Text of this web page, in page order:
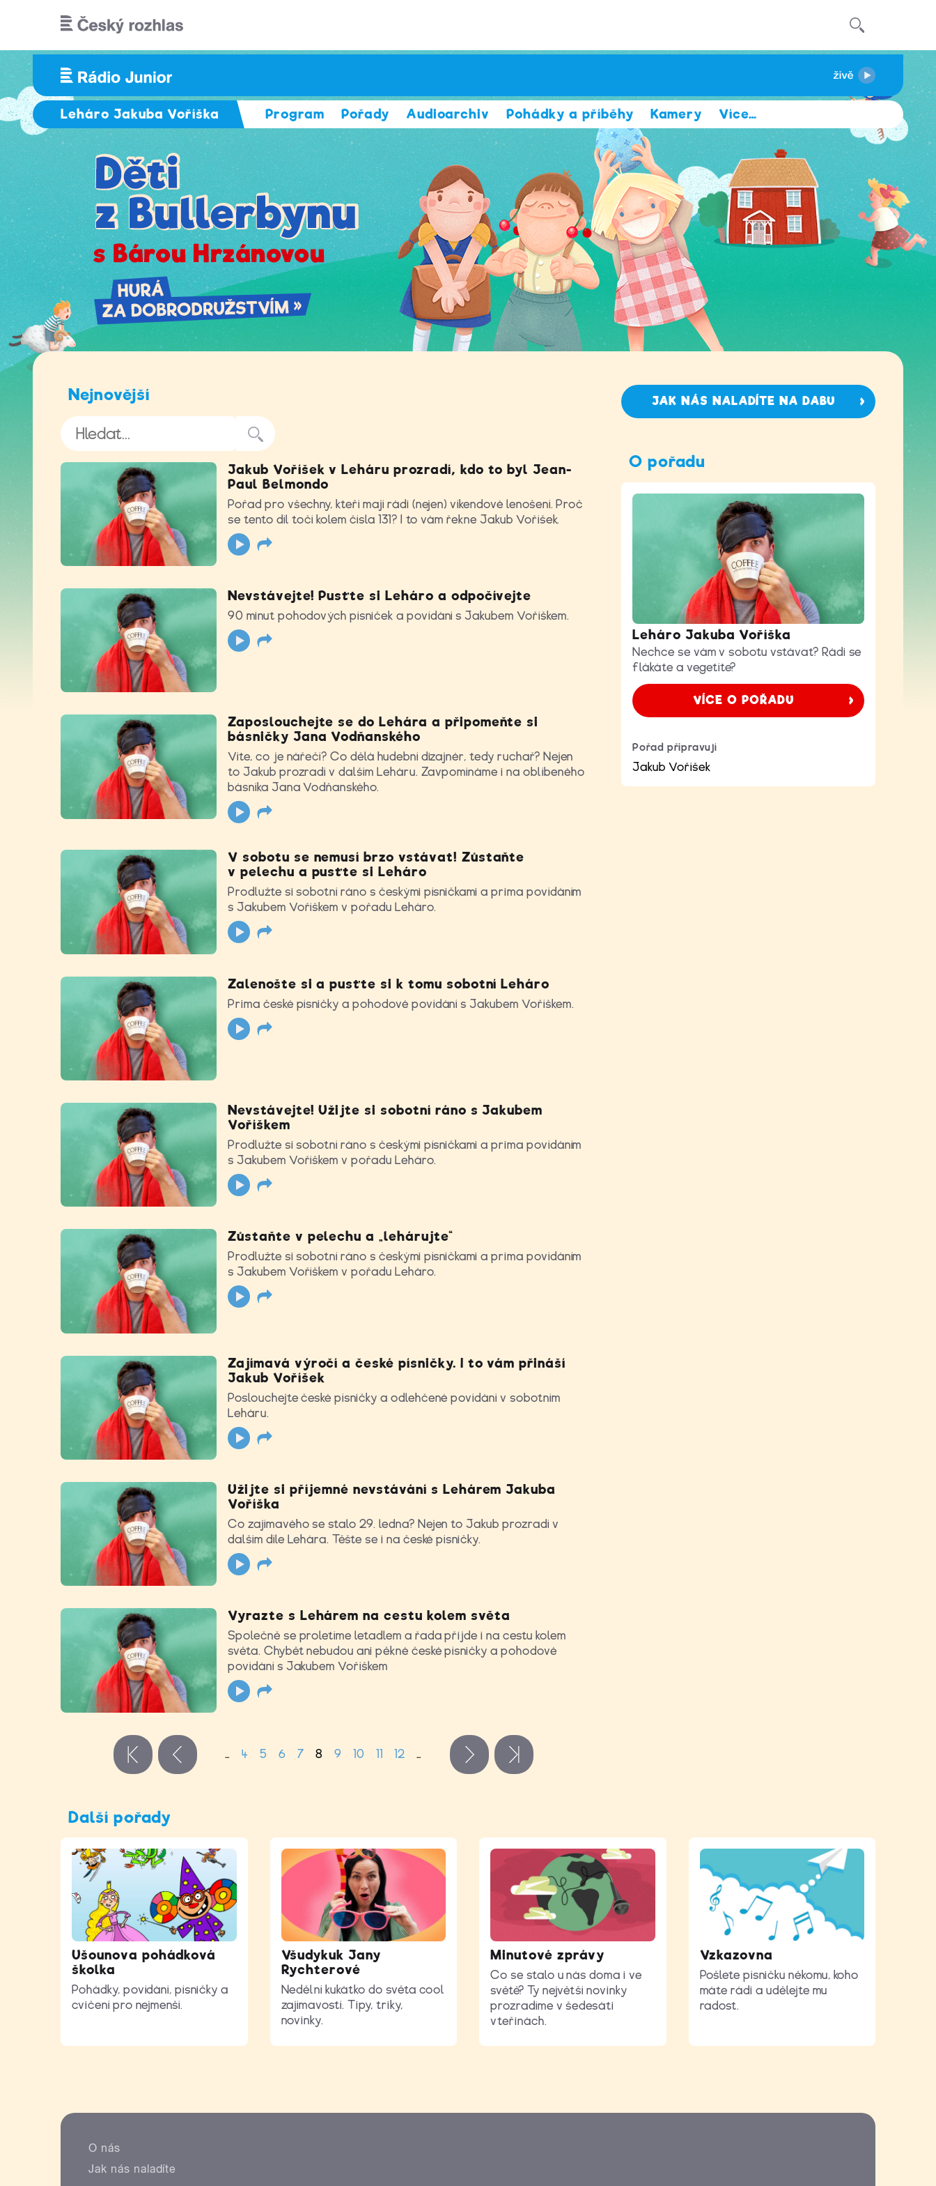
Leháro Jakuba Voříška Program Pořady Audioarchiv Pohádky a příběhy Kamery Více…
Nejnovější
Jakub Voříšek v Leháru prozradí, kdo to byl Jean-
Paul Belmondo
Pořad pro všechny, kteří mají rádi (nejen) víkendové lenošení. Proč
se tento díl točí kolem čísla 131? I to vám řekne Jakub Voříšek.
Nevstávejte! Pusťte si Leháro a odpočívejte
90 minut pohodových písniček a povídání s Jakubem Voříškem.
Zaposlouchejte se do Lehára a připomeňte si
básničky Jana Vodňanského
Víte, co je nářečí? Co dělá hudební dizajnér, tedy ruchař? Nejen
to Jakub prozradí v dalším Leháru. Zavpomínáme i na oblíbeného
básníka Jana Vodňanského.
V sobotu se nemusí brzo vstávat! Zůstaňte
v pelechu a pusťte si Leháro
Prodlužte si sobotní ráno s českými písničkami a prima povídáním
s Jakubem Voříškem v pořadu Leháro.
Zalenošte si a pusťte si k tomu sobotní Leháro
Prima české písničky a pohodové povídání s Jakubem Voříškem.
Nevstávejte! Užijte si sobotní ráno s Jakubem
Voříškem
Prodlužte si sobotní ráno s českými písničkami a prima povídáním
s Jakubem Voříškem v pořadu Leháro.
Zůstaňte v pelechu a „lehárujte“
Prodlužte si sobotní ráno s českými písničkami a prima povídáním
s Jakubem Voříškem v pořadu Leháro.
Zajímavá výročí a české písničky. I to vám přináší
Jakub Voříšek
Poslouchejte české písničky a odlehčené povídání v sobotním
Leháru.
Užijte si příjemné nevstávání s Lehárem Jakuba
Voříška
Co zajímavého se stalo 29. ledna? Nejen to Jakub prozradí v
dalším díle Lehára. Těšte se i na české písničky.
Vyrazte s Lehárem na cestu kolem světa
Společně se proletíme letadlem a řada přijde i na cestu kolem
světa. Chybět nebudou ani pěkné české písničky a pohodové
povídání s Jakubem Voříškem
Stránky
« první‹ předchozí … 4 5 6 7 8 9 10 11 12 … následující ›poslední »
JAK NÁS NALADÍTE NA DABU
O pořadu
Leháro Jakuba Voříška
Nechce se vám v sobotu vstávat? Rádi se
flákáte a vegetíte?
VÍCE O POŘADU
Pořad připravují
Jakub Voříšek
Další pořady
Ušounova pohádková
školka
Pohádky, povídání, písničky a
cvičení pro nejmenší.
Všudykuk Jany
Rychterové
Nedělní kukátko do světa cool
zajímavostí. Tipy, triky,
novinky.
Minutové zprávy
Co se stalo u nás doma i ve
světě? Ty největší novinky
prozradíme v šedesáti
vteřinách.
Vzkazovna
Pošlete písničku někomu, koho
máte rádi a udělejte mu
radost.
O nás
Jak nás naladíte